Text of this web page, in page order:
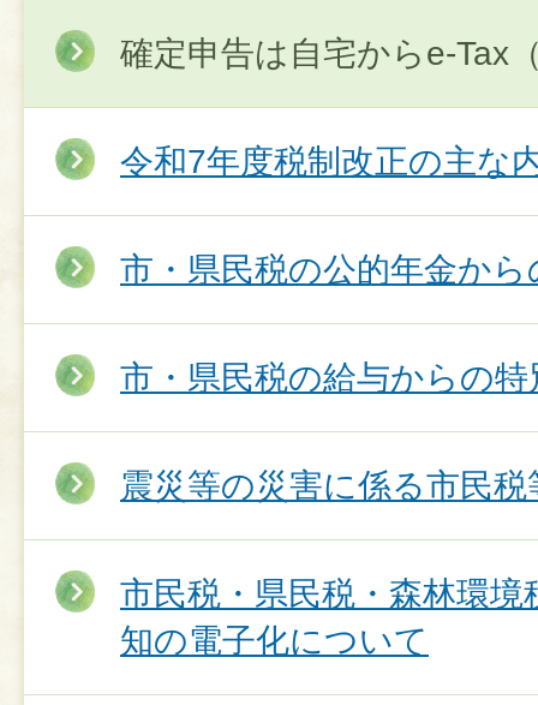
確定申告は自宅からe‐Tax
令和7年度税制改正の主な
市・県民税の公的年金か
市・県民税の給与からの
震災等の災害に係る市民
市民税・県民税・森林環
知の電子化について